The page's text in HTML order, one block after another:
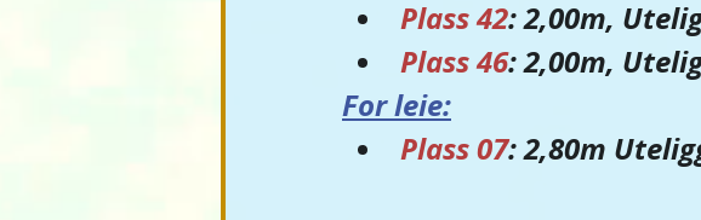
Plass 42: 2,00m,
Plass 46: 2,00m,
For leie:
Plass 07: 2,80m